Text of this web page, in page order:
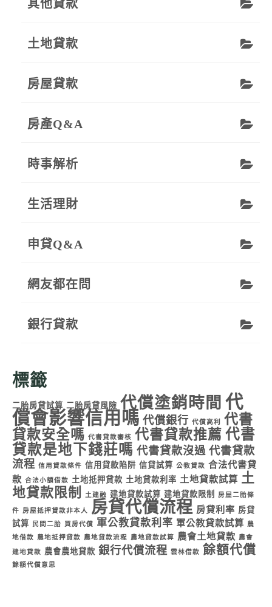
其他貸款
土地貸款
房屋貸款
房產Q&A
時事解析
生活理財
申貸Q&A
網友都在問
銀行貸款
標籤
二胎房貸試算 二胎房貸風險 代償塗銷時間 代
償會影響信用嗎 代償銀行 代償高利
代書
貸款安全嗎 代書貸款審核 代書貸款推薦 代書
貸款是地下錢莊嗎 代書貸款沒過 代書貸款
流程 信用貸款條件 信用貸款陷阱 信貸試算 公教貸款 合法代書貸
款 合法小額借款 土地抵押貸款 土地貸款利率 土地貸款試算 土
地貸款限制
土建融 建地貸款試算 建地貸款限制 房屋二胎條
件 房屋抵押貸款非本人 房貸代償流程 房貸利率 房貸
試算
民間二胎 買房代償 軍公教貸款利率 軍公教貸款試算
農
地借款
農地抵押貸款 農地貸款流程 農地貸款試算 農會土地貸款 農會
建地貸款 農會農地貸款 銀行代償流程 雲林借款 餘額代償
餘額代償意思